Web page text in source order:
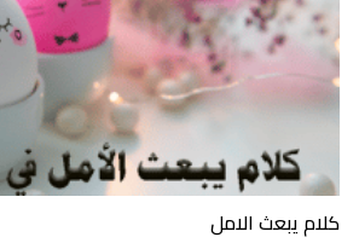
كلام يبعث الامل